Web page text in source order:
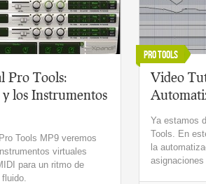
Pro Tools:
los Instrumentos
Tools MP9 veremos
virtuales
para un ritmo de
Pro Tools
Video
Ya estamos
Tools. En
la
asignaciones